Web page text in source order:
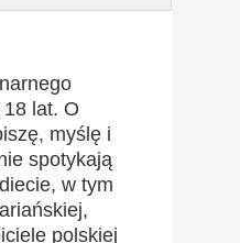
lat. O
myślę i
spotykają
w tym
polskiej